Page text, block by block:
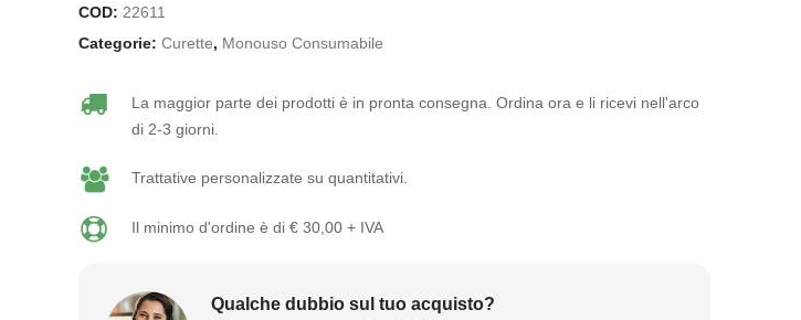
COD: 22611
Categorie: Curette, Monouso Consumabile
La maggior parte dei prodotti è in pronta consegna. Ordina ora e li ricevi nell'arco
di 2-3 giorni.
Trattative personalizzate su quantitativi.
Il minimo d'ordine è di € 30,00 + IVA
Qualche dubbio sul tuo acquisto?